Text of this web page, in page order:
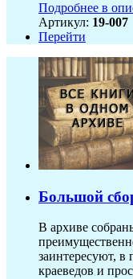
Подробнее в
Артикул: 19-007
Перейти
Большой
В архиве
заинтересуют, в
краеведов и